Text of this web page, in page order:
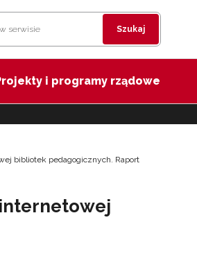
Szukaj
i programy rządowe
bibliotek pedagogicznych. Raport